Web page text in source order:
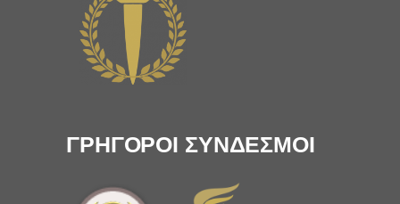
ΓΡΗΓΟΡΟΙ ΣΥΝΔΕΣΜΟΙ